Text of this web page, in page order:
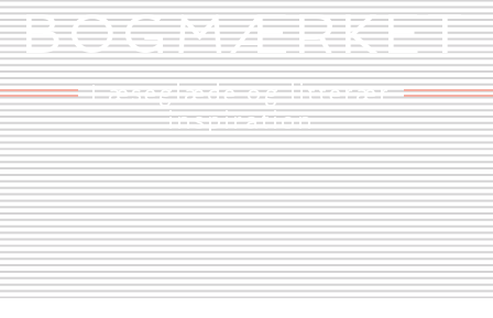
BOGMÆRKET
Læseglæde og litterær
inspiration